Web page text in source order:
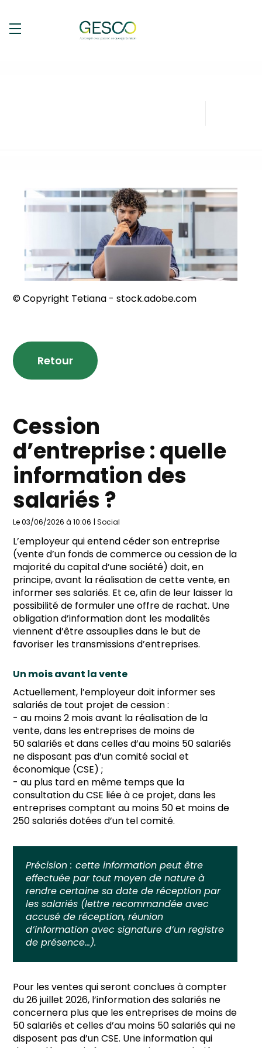
© Copyright Tetiana - stock.adobe.com
Retour
Cession
d’entreprise : quelle
information des
salariés ?
Le 03/06/2026 à 10:06 | Social
L’employeur qui entend céder son entreprise
(vente d’un fonds de commerce ou cession de la
majorité du capital d’une société) doit, en
principe, avant la réalisation de cette vente, en
informer ses salariés. Et ce, afin de leur laisser la
possibilité de formuler une offre de rachat. Une
obligation d’information dont les modalités
viennent d’être assouplies dans le but de
favoriser les transmissions d’entreprises.
Un mois avant la vente
Actuellement, l’employeur doit informer ses
salariés de tout projet de cession :
- au moins 2 mois avant la réalisation de la
vente, dans les entreprises de moins de
50 salariés et dans celles d’au moins 50 salariés
ne disposant pas d’un comité social et
économique (CSE) ;
- au plus tard en même temps que la
consultation du CSE liée à ce projet, dans les
entreprises comptant au moins 50 et moins de
250 salariés dotées d’un tel comité.
Précision : cette information peut être
effectuée par tout moyen de nature à
rendre certaine sa date de réception par
les salariés (lettre recommandée avec
accusé de réception, réunion
d’information avec signature d’un registre
de présence…).
Pour les ventes qui seront conclues à compter
du 26 juillet 2026, l’information des salariés ne
concernera plus que les entreprises de moins de
50 salariés et celles d’au moins 50 salariés qui ne
disposent pas d’un CSE. Une information qui